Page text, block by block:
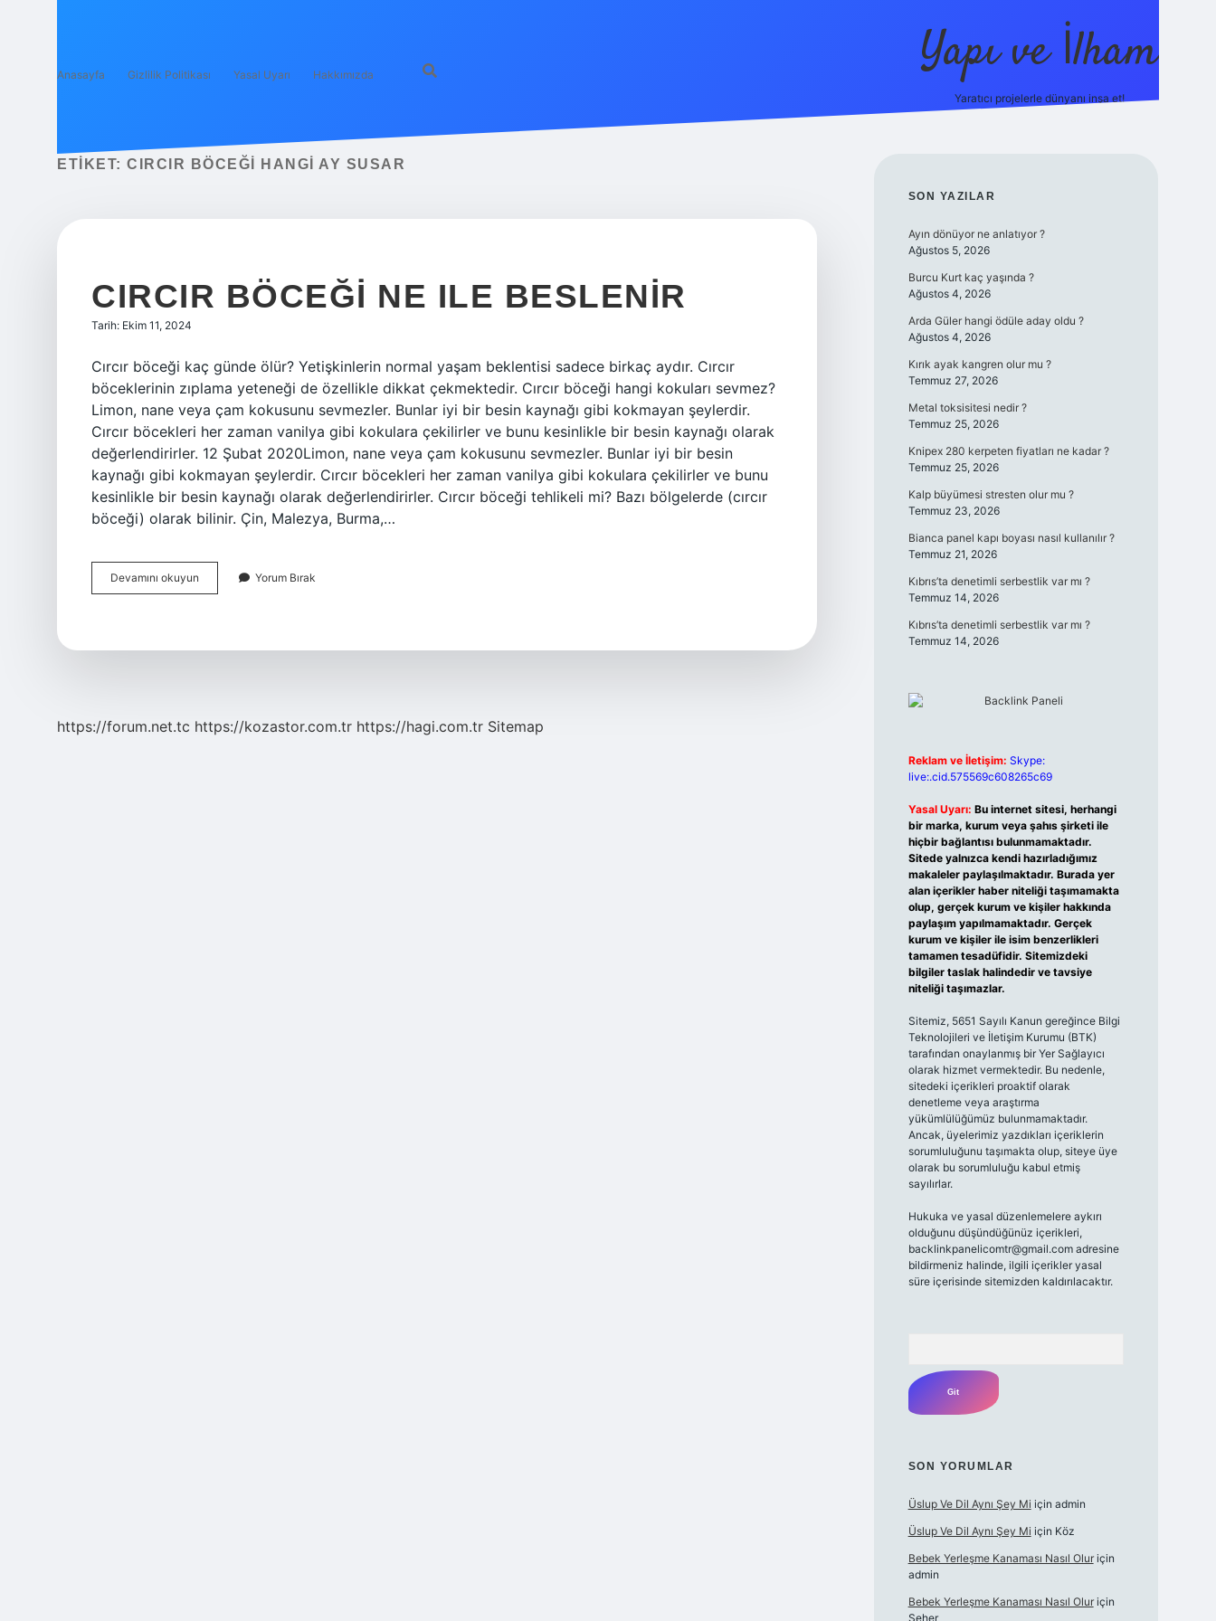
Anasayfa Gizlilik Politikası Yasal Uyarı Hakkımızda Yapı ve İlham
Yaratıcı projelerle dünyanı inşa et!
ETIKET: CIRCIR BÖCEĞI HANGI AY SUSAR
CIRCIR BÖCEĞI NE ILE BESLENIR
Tarih: Ekim 11, 2024
Cırcır böceği kaç günde ölür? Yetişkinlerin normal yaşam beklentisi sadece birkaç aydır. Cırcır
böceklerinin zıplama yeteneği de özellikle dikkat çekmektedir. Cırcır böceği hangi kokuları sevmez?
Limon, nane veya çam kokusunu sevmezler. Bunlar iyi bir besin kaynağı gibi kokmayan şeylerdir.
Cırcır böcekleri her zaman vanilya gibi kokulara çekilirler ve bunu kesinlikle bir besin kaynağı olarak
değerlendirirler. 12 Şubat 2020Limon, nane veya çam kokusunu sevmezler. Bunlar iyi bir besin
kaynağı gibi kokmayan şeylerdir. Cırcır böcekleri her zaman vanilya gibi kokulara çekilirler ve bunu
kesinlikle bir besin kaynağı olarak değerlendirirler. Cırcır böceği tehlikeli mi? Bazı bölgelerde (cırcır
böceği) olarak bilinir. Çin, Malezya, Burma,…
Devamını okuyun
Böceği
Yorum Bırak
https://forum.net.tc https://kozastor.com.tr https://hagi.com.tr Sitemap
SIDEBAR
SON YAZILAR
Ayın dönüyor ne anlatıyor ?
Ağustos 5, 2026
Burcu Kurt kaç yaşında ?
Ağustos 4, 2026
Arda Güler hangi ödüle aday oldu ?
Ağustos 4, 2026
Kırık ayak kangren olur mu ?
Temmuz 27, 2026
Metal toksisitesi nedir ?
Temmuz 25, 2026
Knipex 280 kerpeten fiyatları ne kadar ?
Temmuz 25, 2026
Kalp büyümesi stresten olur mu ?
Temmuz 23, 2026
Bianca panel kapı boyası nasıl kullanılır ?
Temmuz 21, 2026
Kıbrıs’ta denetimli serbestlik var mı ?
Temmuz 14, 2026
Kıbrıs’ta denetimli serbestlik var mı ?
Temmuz 14, 2026
Reklam ve İletişim: Skype:
live:.cid.575569c608265c69
Yasal Uyarı: Bu internet sitesi, herhangi
bir marka, kurum veya şahıs şirketi ile
hiçbir bağlantısı bulunmamaktadır.
Sitede yalnızca kendi hazırladığımız
makaleler paylaşılmaktadır. Burada yer
alan içerikler haber niteliği taşımamakta
olup, gerçek kurum ve kişiler hakkında
paylaşım yapılmamaktadır. Gerçek
kurum ve kişiler ile isim benzerlikleri
tamamen tesadüfidir. Sitemizdeki
bilgiler taslak halindedir ve tavsiye
niteliği taşımazlar.
Sitemiz, 5651 Sayılı Kanun gereğince Bilgi
Teknolojileri ve İletişim Kurumu (BTK)
tarafından onaylanmış bir Yer Sağlayıcı
olarak hizmet vermektedir. Bu nedenle,
sitedeki içerikleri proaktif olarak
denetleme veya araştırma
yükümlülüğümüz bulunmamaktadır.
Ancak, üyelerimiz yazdıkları içeriklerin
sorumluluğunu taşımakta olup, siteye üye
olarak bu sorumluluğu kabul etmiş
sayılırlar.
Hukuka ve yasal düzenlemelere aykırı
olduğunu düşündüğünüz içerikleri,
backlinkpanelicomtr@gmail.comadresine
bildirmeniz halinde, ilgili içerikler yasal
süre içerisinde sitemizden kaldırılacaktır.
SON YORUMLAR
Üslup Ve Dil Aynı Şey Mi için admin
Üslup Ve Dil Aynı Şey Mi için Köz
Bebek Yerleşme Kanaması Nasıl Oluriçin
admin
Bebek Yerleşme Kanaması Nasıl Oluriçin
Seher